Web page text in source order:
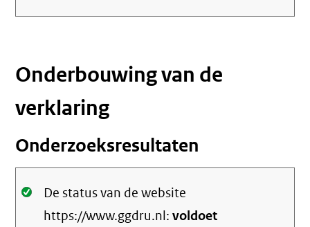
link)
Onderbouwing van de
verklaring
Onderzoeksresultaten
Oké.
De status van de website
https://www.ggdru.nl:voldoet